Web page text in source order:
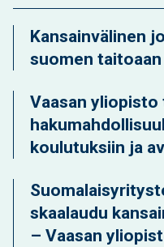
Kansainvälinen
suomen taitoaan
Vaasan yliopisto
koulutuksiin ja
skaalaudu
– Vaasan